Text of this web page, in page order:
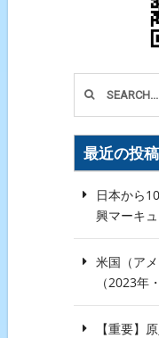
最近の投稿
日本から
興マーキ
米国（ア
（2023年
【重要】